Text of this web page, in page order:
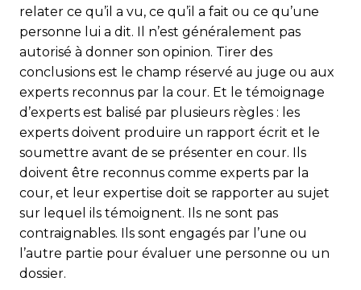
relater ce qu’il a vu, ce qu’il a fait ou ce qu’une
personne lui a dit. Il n’est généralement pas
autorisé à donner son opinion. Tirer des
conclusions est le champ réservé au juge ou aux
experts reconnus par la cour. Et le témoignage
d’experts est balisé par plusieurs règles : les
experts doivent produire un rapport écrit et le
soumettre avant de se présenter en cour. Ils
doivent être reconnus comme experts par la
cour, et leur expertise doit se rapporter au sujet
sur lequel ils témoignent. Ils ne sont pas
contraignables. Ils sont engagés par l’une ou
l’autre partie pour évaluer une personne ou un
dossier.